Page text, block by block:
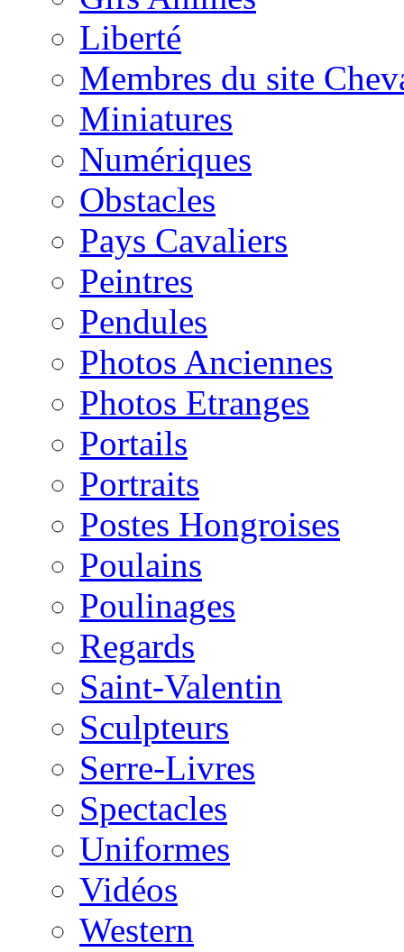
Liberté
Membres du site
Miniatures
Numériques
Obstacles
Pays Cavaliers
Peintres
Pendules
Photos Anciennes
Photos Etranges
Portails
Portraits
Postes Hongroises
Poulains
Poulinages
Regards
Saint-Valentin
Sculpteurs
Serre-Livres
Spectacles
Uniformes
Vidéos
Western